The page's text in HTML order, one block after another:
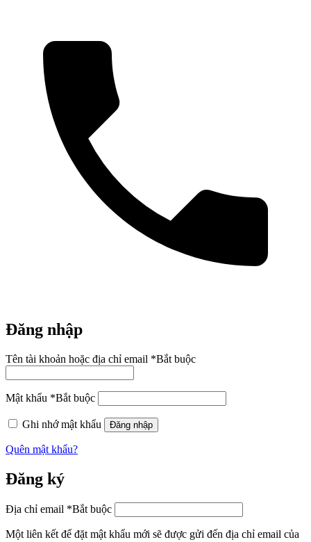
Đăng nhập
Tên tài khoản hoặc địa chỉ email *Bắt buộc
Mật khẩu *Bắt buộc
Ghi nhớ mật khẩu Đăng nhập
Quên mật khẩu?
Đăng ký
Địa chỉ email *Bắt buộc
Một liên kết để đặt mật khẩu mới sẽ được gửi đến địa chỉ email của